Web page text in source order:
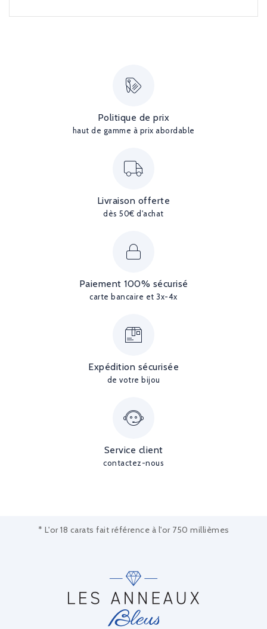
Politique de prix
haut de gamme à prix abordable
Livraison offerte
dès 50€ d'achat
Paiement 100% sécurisé
carte bancaire et 3x-4x
Expédition sécurisée
de votre bijou
Service client
contactez-nous
* L'or 18 carats fait référence à l'or 750 millièmes